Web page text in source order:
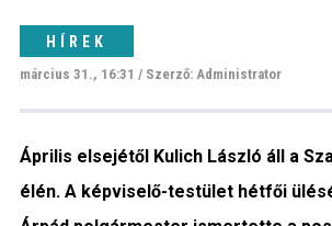
Napi menü
Riport
Közigazgatás
HÍREK
március 31., 16:31 / Szerző: Administrator
Április elsejétől Kulich László áll a
élén. A képviselő-testület hétfői